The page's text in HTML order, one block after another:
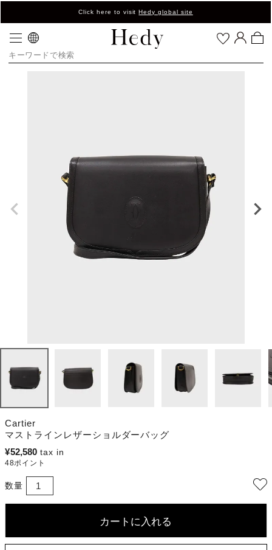
Click here to visitHedy global site
Cartier
マストラインレザーショルダーバッグ
¥52,580
48ポイント
カートに入れる